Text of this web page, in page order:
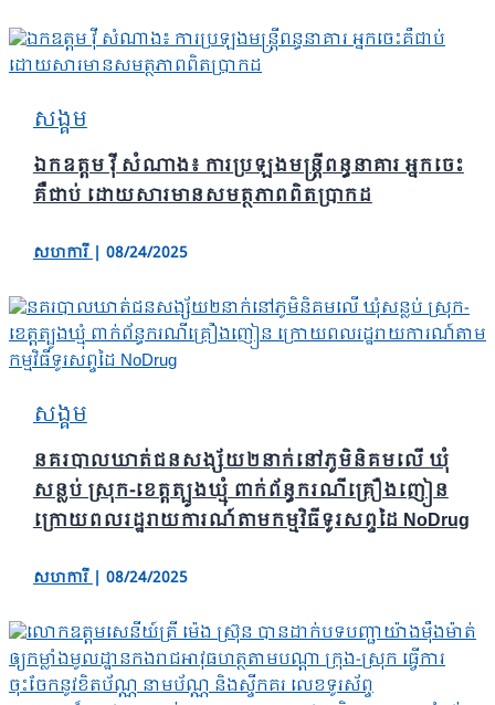
សង្គម
ឯកឧត្តម វ៉ី សំណាង៖ ការប្រឡងមន្រ្តីពន្ធនាគារ អ្នកចេះ
គឺជាប់ ដោយសារមានសមត្ថភាពពិតប្រាកដ
សហការី| 08/24/2025
សង្គម
នគរបាលឃាត់ជនសង្ស័យ២នាក់នៅភូមិនិគមលើ ឃុំ
សន្លប់ ស្រុក-ខេត្តត្បូងឃ្មុំ ពាក់ព័ន្ធករណីគ្រឿងញៀន
ក្រោយពលរដ្ឋរាយការណ៍តាមកម្មវិធីទូរសព្ទដៃ NoDrug
សហការី| 08/24/2025